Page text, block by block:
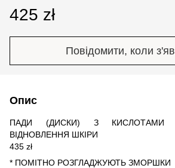
425 zł
Повідомити, коли
Опис
ПАДИ (ДИСКИ) З КИСЛОТАМИ
ВІДНОВЛЕННЯ ШКІРИ
435 zł
* ПОМІТНО РОЗГЛАДЖУЮТЬ ЗМОРШКИ